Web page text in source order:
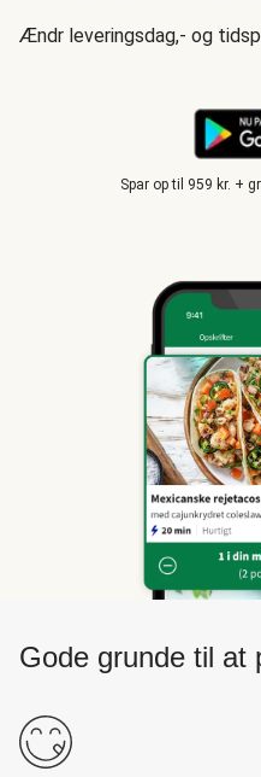
Ændr leveringsdag,- og
Spar op til 959 kr. +
Gode grunde til at